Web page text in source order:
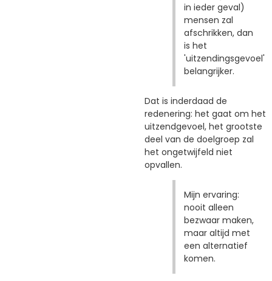
in ieder geval)
mensen zal
afschrikken, dan
is het
'uitzendingsgevoel'
belangrijker.
Dat is inderdaad de
redenering: het gaat om het
uitzendgevoel, het grootste
deel van de doelgroep zal
het ongetwijfeld niet
opvallen.
Mijn ervaring:
nooit alleen
bezwaar maken,
maar altijd met
een alternatief
komen.